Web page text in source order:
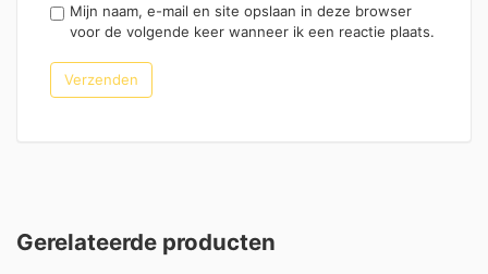
Mijn naam, e-mail en site opslaan in deze browser
voor de volgende keer wanneer ik een reactie plaats.
Gerelateerde producten